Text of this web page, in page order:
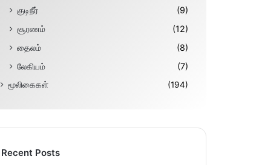
குடிநீர்
(9)
சூரணம்
(12)
தைலம்
(8)
லேகியம்
(7)
மூலிகைகள் (194)
Recent Posts